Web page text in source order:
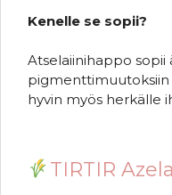
Kenelle se sopii?
Atselaiinihappo
pigmenttimuutoksiin
hyvin myös herkälle
TIRTIR